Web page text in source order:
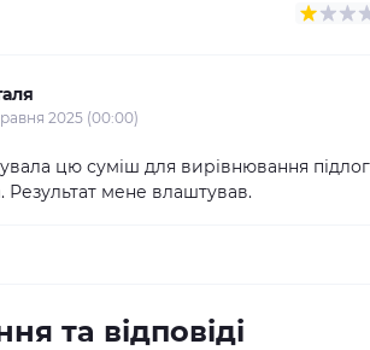
2025 (00:00)
цю суміш для вирівнювання
Результат мене влаштував.
та відповіді